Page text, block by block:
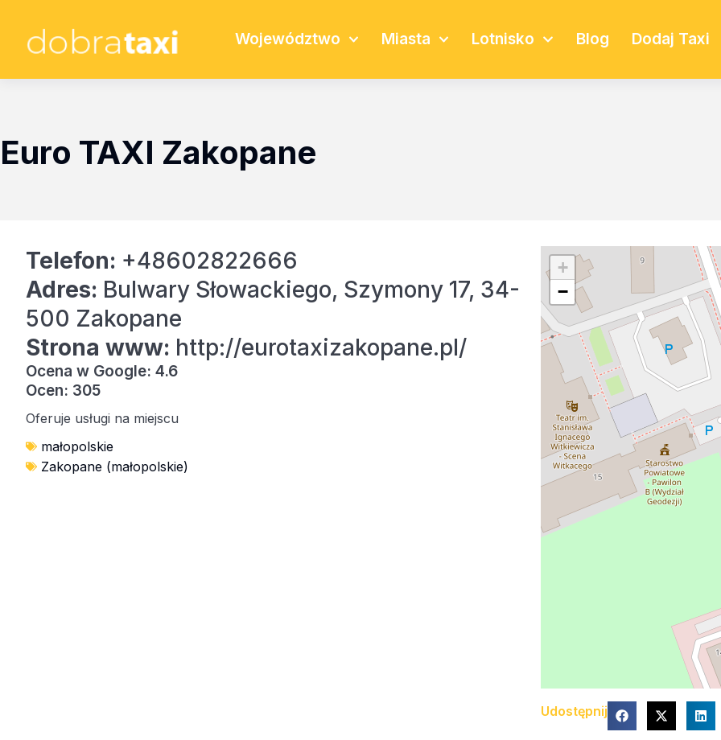
Województwo Miasta Lotnisko Blog Dodaj Taxi
Euro TAXI Zakopane
Telefon: +48602822666
Adres: Bulwary Słowackiego, Szymony 17, 34-
500 Zakopane
Strona www: http://eurotaxizakopane.pl/
Ocena w Google: 4.6
Ocen: 305
Oferuje usługi na miejscu
małopolskie
Zakopane (małopolskie)
+
−
Udostępnij